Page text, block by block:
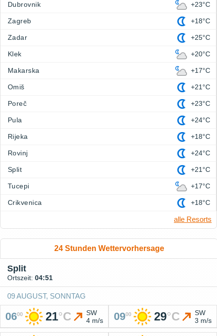
Dubrovnik +23°C
Zagreb +18°C
Zadar +25°C
Klek +20°C
Makarska +17°C
Omiš +21°C
Poreč +23°C
Pula +24°C
Rijeka +18°C
Rovinj +24°C
Split +21°C
Tucepi +17°C
Crikvenica +18°C
alle Resorts
24 Stunden Wettervorhersage
Split
Ortszeit: 04:51
09 AUGUST, SONNTAG
0600 21°C
SW
4 m/s
0900 29°C
SW
3 m/s